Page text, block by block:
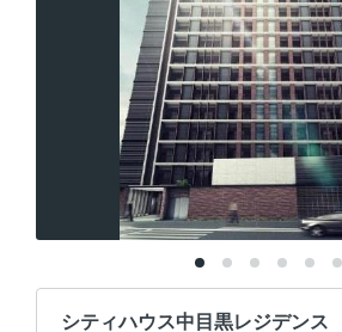
シティハウス中目黒レジデンス